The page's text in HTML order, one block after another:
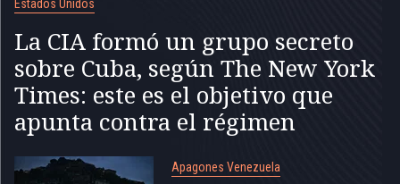
Estados Unidos
La CIA formó un grupo secreto
sobre Cuba, según The New York
Times: este es el objetivo que
apunta contra el régimen
Apagones Venezuela